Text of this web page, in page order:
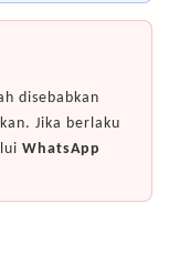
disebabkan
Jika berlaku
WhatsApp